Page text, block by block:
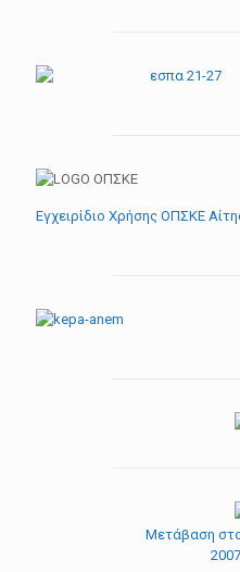
Εγχειρίδιο Χρήσης ΟΠΣΚΕ
Μετάβαση